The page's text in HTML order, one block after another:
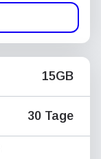
15GB
30 Tage